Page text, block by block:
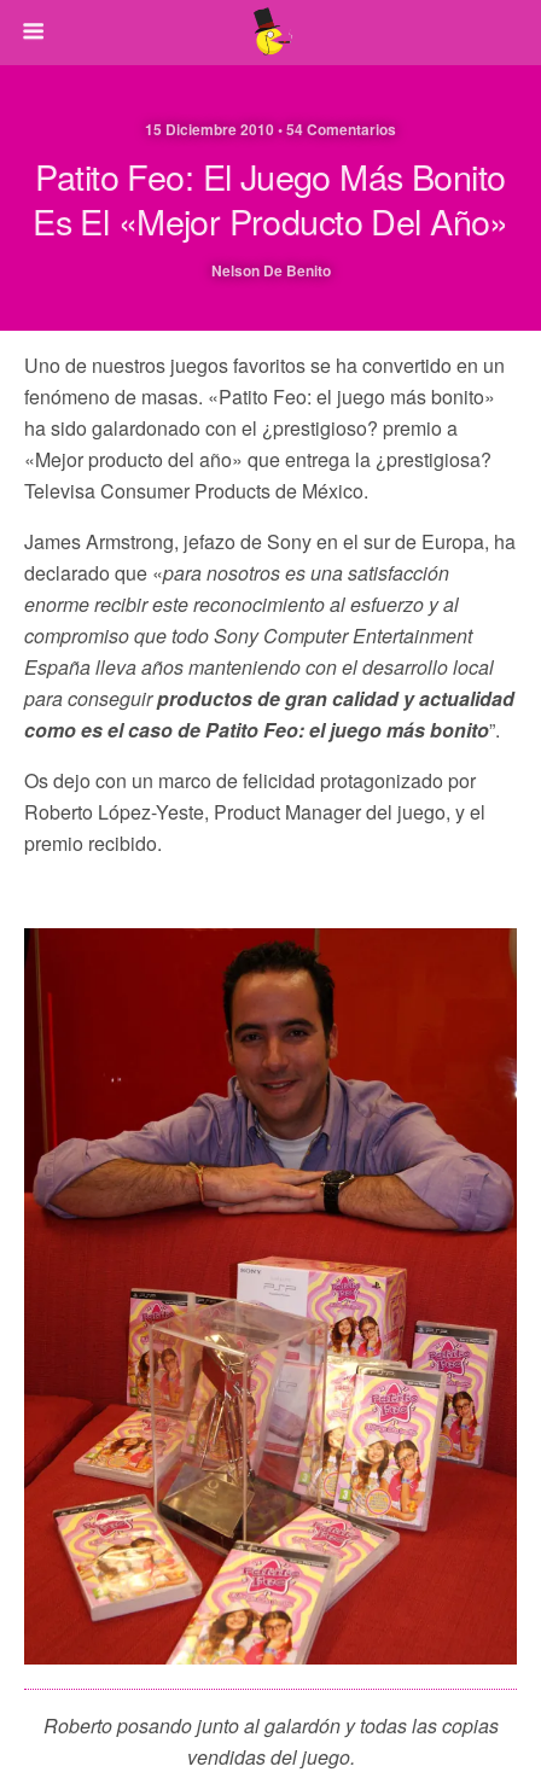
15 Diciembre 2010 • 54 Comentarios
Patito Feo: El Juego Más Bonito
Es El «Mejor Producto Del Año»
Nelson De Benito
Uno de nuestros juegos favoritos se ha convertido en un
fenómeno de masas. «Patito Feo: el juego más bonito»
ha sido galardonado con el ¿prestigioso? premio a
«Mejor producto del año» que entrega la ¿prestigiosa?
Televisa Consumer Products de México.
James Armstrong, jefazo de Sony en el sur de Europa, ha
declarado que «para nosotros es una satisfacción
enorme recibir este reconocimiento al esfuerzo y al
compromiso que todo Sony Computer Entertainment
España lleva años manteniendo con el desarrollo local
para conseguirproductos de gran calidad y actualidad
como es el caso de Patito Feo: el juego más bonito”.
Os dejo con un marco de felicidad protagonizado por
Roberto López-Yeste, Product Manager del juego, y el
premio recibido.
Roberto posando junto al galardón y todas las copias
vendidas del juego.